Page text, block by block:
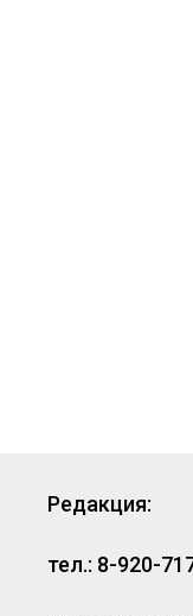
Редакция:
тел.: 8-920-